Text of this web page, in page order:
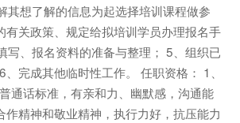
其想了解的信息为起选择培训课程做参
有关政策、规定给拟培训学员办理报名手
写、报名资料的准备与整理； 5、组织已
完成其他临时性工作。 任职资格： 1、
通话标准，有亲和力、幽默感，沟通能
作精神和敬业精神，执行力好，抗压能力